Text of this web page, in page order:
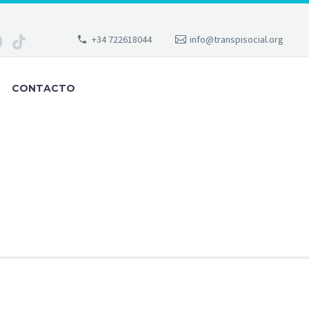
+34 722618044 info@transpisocial.org
CONTACTO